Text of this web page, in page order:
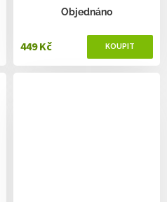
Objednáno
449 Kč